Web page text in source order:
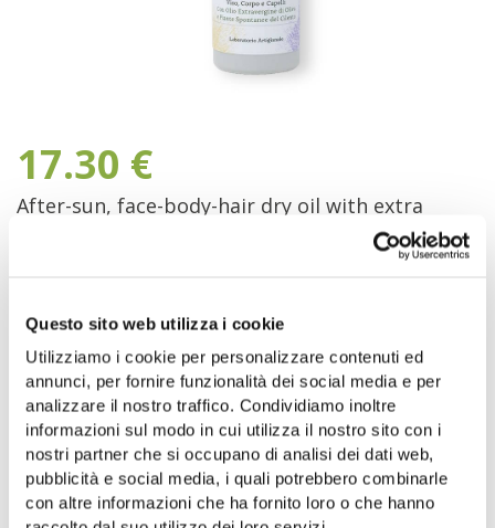
Questo sito web utilizza i cookie
Utilizziamo i cookie per personalizzare contenuti ed
annunci, per fornire funzionalità dei social media e per
analizzare il nostro traffico. Condividiamo inoltre
informazioni sul modo in cui utilizza il nostro sito con i
nostri partner che si occupano di analisi dei dati web,
pubblicità e social media, i quali potrebbero combinarle
con altre informazioni che ha fornito loro o che hanno
17.30 €
After-sun, face-body-hair dry oil with extra
virgin olive oil and wild plants from Cilento,
eleatica.
In stock
ADD TO BASKET
Aggiungi alla lista dei desideri